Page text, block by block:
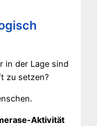
in der Lage sind
zu setzen?
Aktivität